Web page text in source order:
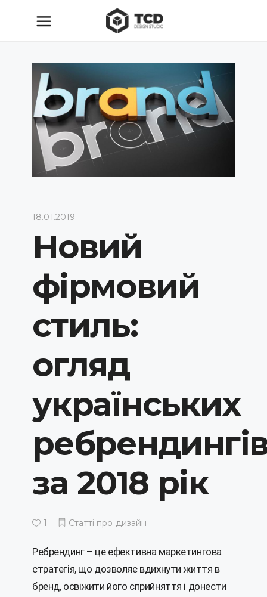
18.01.2019
Новий
фірмовий
стиль:
огляд
українських
за 2018 рік
1 Статті про дизайн
Ребрендинг – це ефективна маркетингова
стратегія, що дозволяє вдихнути життя в
бренд, освіжити його сприйняття і донести